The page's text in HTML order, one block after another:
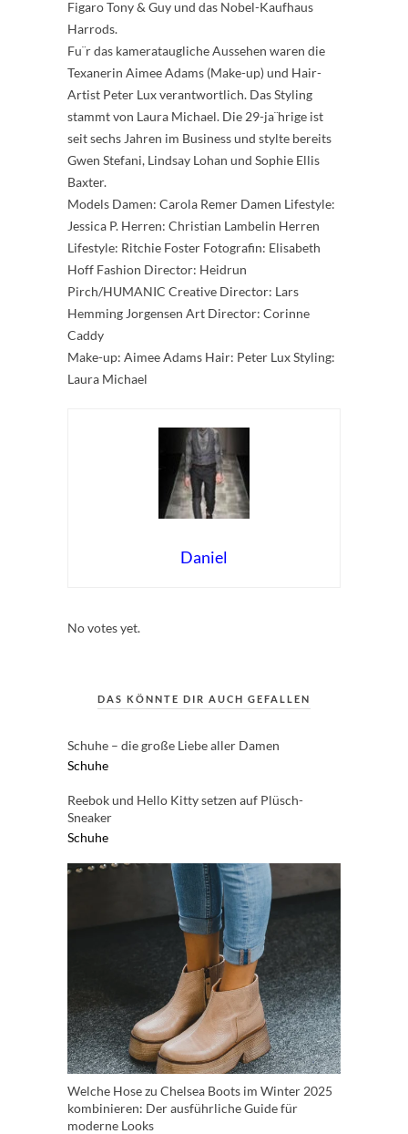
Figaro Tony & Guy und das Nobel-Kaufhaus
Harrods.
Fu¨r das kamerataugliche Aussehen waren die
Texanerin Aimee Adams (Make-up) und Hair-
Artist Peter Lux verantwortlich. Das Styling
stammt von Laura Michael. Die 29-ja¨hrige ist
seit sechs Jahren im Business und stylte bereits
Gwen Stefani, Lindsay Lohan und Sophie Ellis
Baxter.
Models Damen: Carola Remer Damen Lifestyle:
Jessica P. Herren: Christian Lambelin Herren
Lifestyle: Ritchie Foster Fotografin: Elisabeth
Hoff Fashion Director: Heidrun
Pirch/HUMANIC Creative Director: Lars
Hemming Jorgensen Art Director: Corinne
Caddy
Make-up: Aimee Adams Hair: Peter Lux Styling:
Laura Michael
Daniel
No votes yet.
DAS KÖNNTE DIR AUCH GEFALLEN
Schuhe – die große Liebe aller Damen
Schuhe
Reebok und Hello Kitty setzen auf Plüsch-
Sneaker
Schuhe
Welche Hose zu Chelsea Boots im Winter 2025
kombinieren: Der ausführliche Guide für
moderne Looks